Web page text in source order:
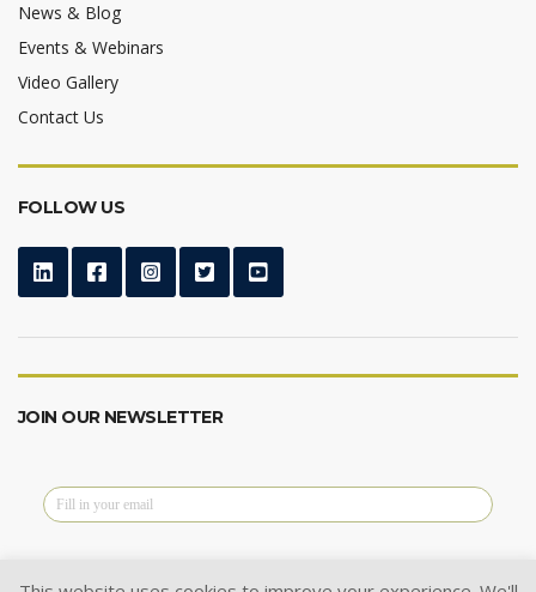
News & Blog
Events & Webinars
Video Gallery
Contact Us
FOLLOW US
JOIN OUR NEWSLETTER